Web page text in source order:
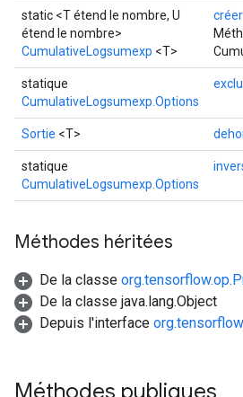
static <T étend le nombre, U
étend le nombre>
CumulativeLogsumexp <T>
créer
statique
CumulativeLogsumexp.Options
Sortie <T>
statique
CumulativeLogsumexp.Options
Méthodes héritées
De la classe
De la classe java.lang.Object
Depuis l'interface
Méthodes publiques